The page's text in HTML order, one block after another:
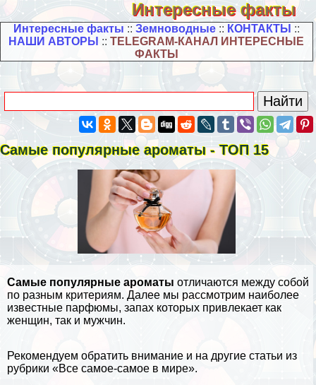
Интересные факты
Интересные факты :: Земноводные:: КОНТАКТЫ ::
НАШИ АВТОРЫ ::TELEGRAM-КАНАЛ ИНТЕРЕСНЫЕ
ФАКТЫ
Самые популярные ароматы - ТОП 15
Самые популярные ароматы отличаются между собой
по разным критериям. Далее мы рассмотрим наиболее
известные парфюмы, запах которых привлекает как
женщин, так и мужчин.
Рекомендуем обратить внимание и на другие статьи из
рубрики «Все самое-самое в мире».